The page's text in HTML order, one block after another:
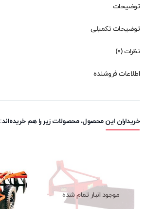
توضیحات
توضیحات تکمیلی
نظرات (0)
اطلاعات فروشنده
خریداران این محصول، محصولات زیر را هم خریده‌اند:
موجود انبار تمام شده